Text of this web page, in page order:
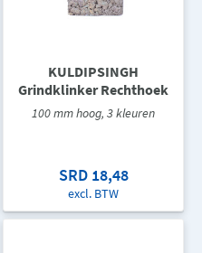
KULDIPSINGH
Grindklinker Rechthoek
100 mm hoog, 3 kleuren
SRD 18,48
excl. BTW